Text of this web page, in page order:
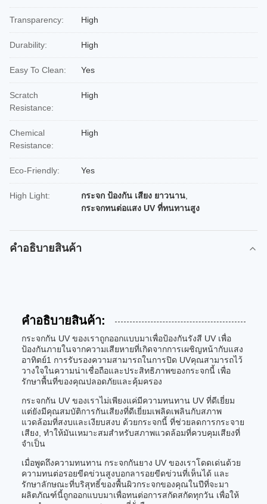
Transparency: High
Durability: High
Easy To Clean: Yes
Scratch
Resistance:
High
Chemical
Resistance:
High
Eco-Friendly: Yes
High Light: กระจก ป้องกัน เสียง ยาวนาน
กระจกทนต่อแสง UV ที่ทนทานสูง
คําอธิบายสินค้า
คําอธิบายสินค้า:
กระจกกัน UV ของเราถูกออกแบบมาเพื่อป้องกันรังสี UV เพื่อ
ป้องกันภายในจากความเสียหายที่เกิดจากการเผชิญหน้ากับแสง
อาทิตย์1 การรับรองความสามารถในการปิด UVคุณสามารถไว้
วางใจในความน่าเชื่อถือและประสิทธิภาพของกระจกนี้ เพื่อ
รักษาพื้นที่ของคุณปลอดภัยและคุ้มครอง
กระจกกัน UV ของเราไม่เพียงแค่มีความทนทาน UV ที่ดีเยี่ยม
แต่ยังมีคุณสมบัติการกันเสียงที่ดีเยี่ยมเพลิดเพลินกับสภาพ
แวดล้อมที่สงบและเงียบสงบ ด้วยกระจกนี้ ที่ช่วยลดการกระจาย
เสียง, ทําให้มันเหมาะสมสําหรับสภาพแวดล้อมที่ควบคุมเสียงที่
จําเป็น
เมื่อพูดถึงความทนทาน กระจกกันยาง UV ของเราโดดเด่นด้วย
ความทนต่อรอยขีดข่วนสูงบอกลารอยขีดข่วนที่เห็นได้ และ
รักษาลักษณะที่บริสุทธิ์ของพื้นผิวกระจกของคุณในปีที่จะมา
ผลิตภัณฑ์นี้ถูกออกแบบมาเพื่อทนต่อการสกัดสกัดทุกวัน เพื่อให้